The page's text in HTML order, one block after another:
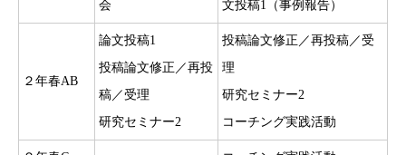
会
文投稿1（事例報告）
２年春AB
論文投稿1
投稿論文修正／再投
稿／受理
研究セミナー2
投稿論文修正／再投稿／受
理
研究セミナー2
コーチング実践活動